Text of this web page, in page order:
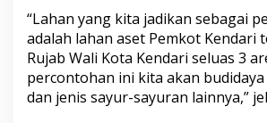
“Lahan yang kita jadikan sebagai
adalah lahan aset Pemkot Kendari
Rujab Wali Kota Kendari seluas 3
percontohan ini kita akan
dan jenis sayur-sayuran lainnya,”